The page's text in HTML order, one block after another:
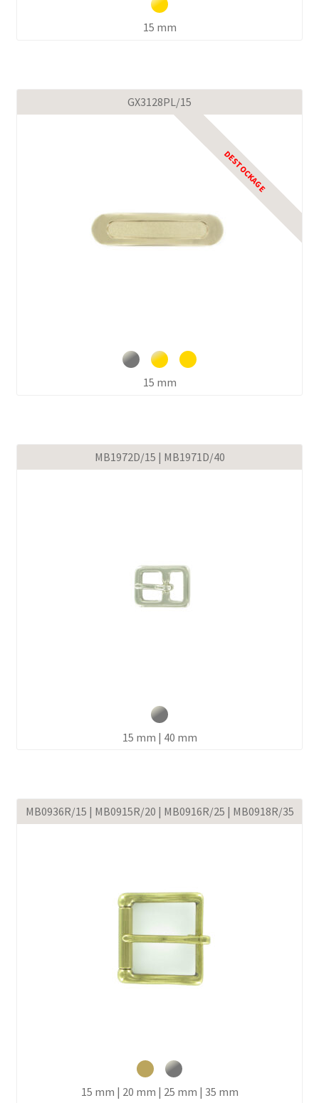
15 mm
GX3128PL/15
15 mm
MB1972D/15 | MB1971D/40
15 mm | 40 mm
MB0936R/15 | MB0915R/20 | MB0916R/25 | MB0918R/35
15 mm | 20 mm | 25 mm | 35 mm